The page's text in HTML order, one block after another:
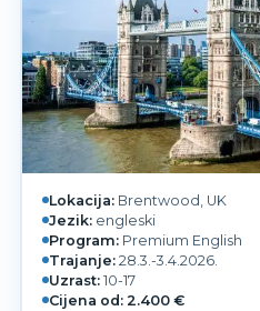
Lokacija:Brentwood, UK
Jezik:engleski
Program:Premium English
Trajanje:28.3.-3.4.2026.
Uzrast:10-17
Cijena od: 2.400 €